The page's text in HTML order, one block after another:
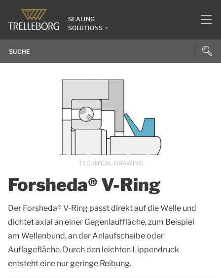
SEALING
SOLUTIONS
Forsheda® V-Ring
Der Forsheda® V-Ring passt direkt auf die Welle und
dichtet axial an einer Gegenlauffläche, zum Beispiel
am Wellenbund, an der Anlaufscheibe oder
Auflagefläche. Durch den leichten Lippendruck
entsteht eine nur geringe Reibung.
TECHNICAL DRAWING